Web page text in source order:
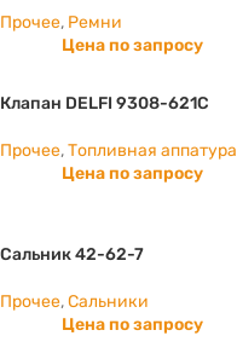
Прочее, Ремни
Цена по запросу
Клапан DELFI 9308-621C
Прочее,Топливная аппатура
Цена по запросу
Сальник 42-62-7
Прочее,Сальники
Цена по запросу